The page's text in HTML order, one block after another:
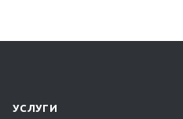
УСЛУГИ